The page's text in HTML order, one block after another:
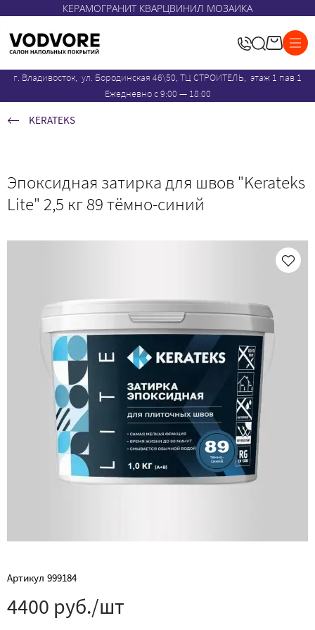
КЕРАМОГРАНИТ КВАРЦВИНИЛ МОЗАИКА
г. Владивосток, ул. Бородинская 46\50, ТЦ СТРОИТЕЛЬ, этаж 1 пав 1
Ежедневно с 9:00 — 18:00
KERATEKS
Эпоксидная затирка для швов "Kerateks
Lite" 2,5 кг 89 тёмно-синий
Артикул 999184
4400 руб./шт